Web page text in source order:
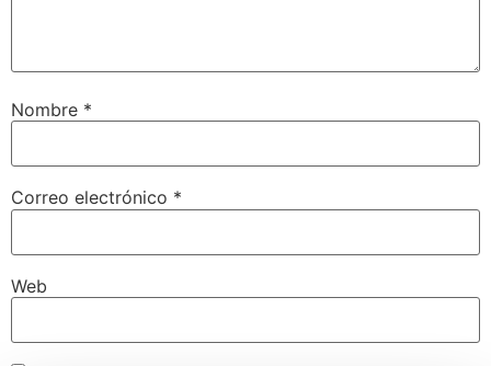
Nombre *
Correo electrónico *
Web